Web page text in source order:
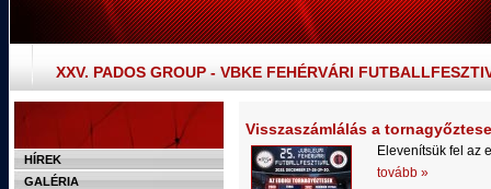
XXV. PADOS GROUP - VBKE FEHÉRVÁRI
HÍREK
GALÉRIA
Visszaszámlálás a
Elevenítsük fel az
tovább »